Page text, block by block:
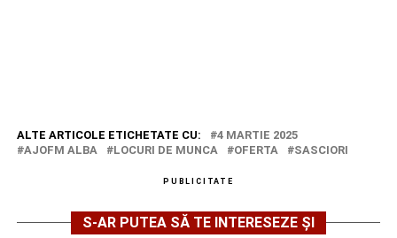
ALTE ARTICOLE ETICHETATE CU:
4 MARTIE 2025
AJOFM ALBA
LOCURI DE MUNCA OFERTA SASCIORI
PUBLICITATE
S-AR PUTEA SĂ TE INTERESEZE ȘI